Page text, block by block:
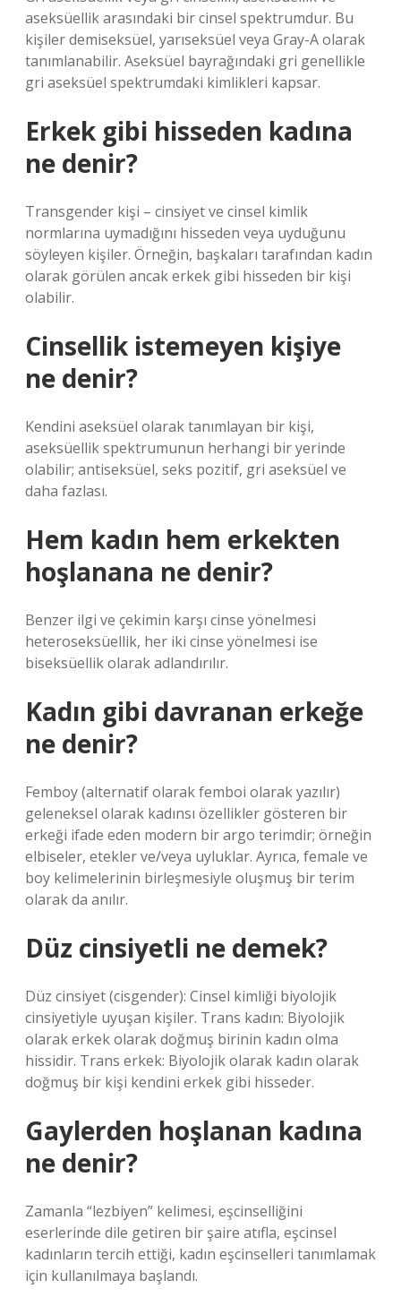
aseksüellik arasındaki bir cinsel spektrumdur. Bu
kişiler demiseksüel, yarıseksüel veya Gray-A olarak
tanımlanabilir. Aseksüel bayrağındaki gri genellikle
gri aseksüel spektrumdaki kimlikleri kapsar.
Erkek gibi hisseden kadına
ne denir?
Transgender kişi – cinsiyet ve cinsel kimlik
normlarına uymadığını hisseden veya uyduğunu
söyleyen kişiler. Örneğin, başkaları tarafından kadın
olarak görülen ancak erkek gibi hisseden bir kişi
olabilir.
Cinsellik istemeyen kişiye
ne denir?
Kendini aseksüel olarak tanımlayan bir kişi,
aseksüellik spektrumunun herhangi bir yerinde
olabilir; antiseksüel, seks pozitif, gri aseksüel ve
daha fazlası.
Hem kadın hem erkekten
hoşlanana ne denir?
Benzer ilgi ve çekimin karşı cinse yönelmesi
heteroseksüellik, her iki cinse yönelmesi ise
biseksüellik olarak adlandırılır.
Kadın gibi davranan erkeğe
ne denir?
Femboy (alternatif olarak femboi olarak yazılır)
geleneksel olarak kadınsı özellikler gösteren bir
erkeği ifade eden modern bir argo terimdir; örneğin
elbiseler, etekler ve/veya uyluklar. Ayrıca, female ve
boy kelimelerinin birleşmesiyle oluşmuş bir terim
olarak da anılır.
Düz cinsiyetli ne demek?
Düz cinsiyet (cisgender): Cinsel kimliği biyolojik
cinsiyetiyle uyuşan kişiler. Trans kadın: Biyolojik
olarak erkek olarak doğmuş birinin kadın olma
hissidir. Trans erkek: Biyolojik olarak kadın olarak
doğmuş bir kişi kendini erkek gibi hisseder.
Gaylerden hoşlanan kadına
ne denir?
Zamanla “lezbiyen” kelimesi, eşcinselliğini
eserlerinde dile getiren bir şaire atıfla, eşcinsel
kadınların tercih ettiği, kadın eşcinselleri tanımlamak
için kullanılmaya başlandı.